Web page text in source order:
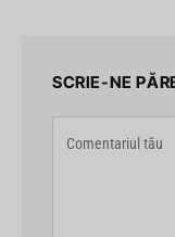
SCRIE-NE